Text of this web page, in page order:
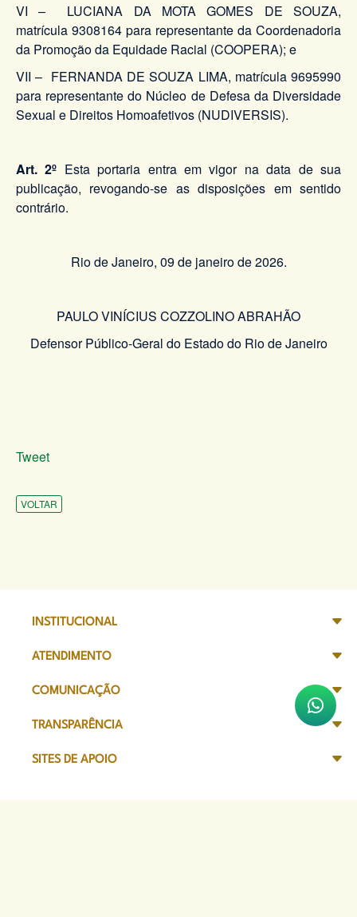
VI – LUCIANA DA MOTA GOMES DE SOUZA,
matrícula 9308164 para representante da Coordenadoria
da Promoção da Equidade Racial (COOPERA); e
VII – FERNANDA DE SOUZA LIMA, matrícula 9695990
para representante do Núcleo de Defesa da Diversidade
Sexual e Direitos Homoafetivos (NUDIVERSIS).
Art. 2º Esta portaria entra em vigor na data de sua
publicação, revogando-se as disposições em sentido
contrário.
Rio de Janeiro, 09 de janeiro de 2026.
PAULO VINÍCIUS COZZOLINO ABRAHÃO
Defensor Público-Geral do Estado do Rio de Janeiro
Tweet
VOLTAR
INSTITUCIONAL
ATENDIMENTO
COMUNICAÇÃO
TRANSPARÊNCIA
SITES DE APOIO